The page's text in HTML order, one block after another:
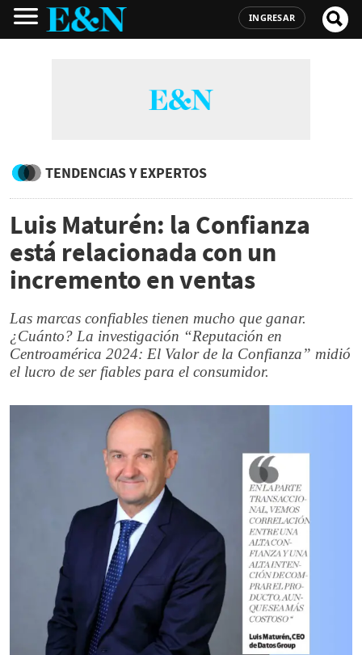
INGRESAR
TENDENCIAS Y EXPERTOS
Luis Maturén: la Confianza
está relacionada con un
incremento en ventas
Las marcas confiables tienen mucho que ganar.
¿Cuánto? La investigación “Reputación en
Centroamérica 2024: El Valor de la Confianza” midió
el lucro de ser fiables para el consumidor.